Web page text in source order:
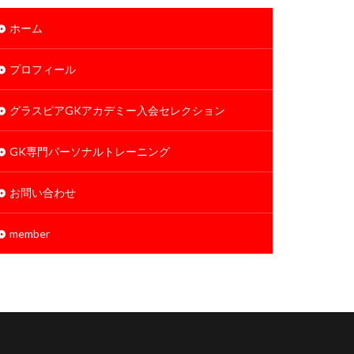
ホーム
プロフィール
グラスピアGKアカデミー入会セレクション
GK専門パーソナルトレーニング
お問い合わせ
member